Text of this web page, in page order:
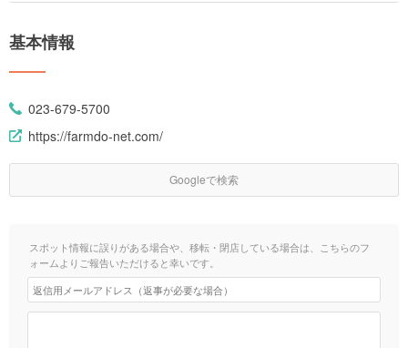
基本情報
023-679-5700
https://farmdo-net.com/
Googleで検索
スポット情報に誤りがある場合や、移転・閉店している場合は、こちらのフ
ォームよりご報告いただけると幸いです。